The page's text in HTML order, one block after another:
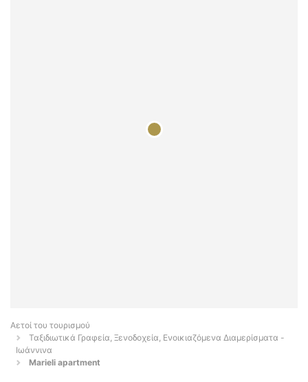
Αετοί του τουρισμού
Ταξιδιωτικά Γραφεία, Ξενοδοχεία, Ενοικιαζόμενα Διαμερίσματα -
Ιωάννινα
Marieli apartment